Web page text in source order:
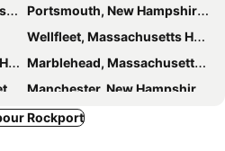
Portsmouth, New Hampshire Hôtels
Wellfleet, Massachusetts Hôtels
Marblehead, Massachusetts Hôtels
Manchester, New Hampshire Hôtels
Everett, Massachusetts Hôtels
Rockport